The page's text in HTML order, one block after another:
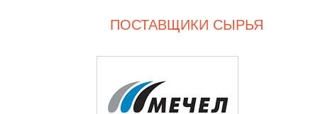
ПОСТАВЩИКИ СЫРЬЯ